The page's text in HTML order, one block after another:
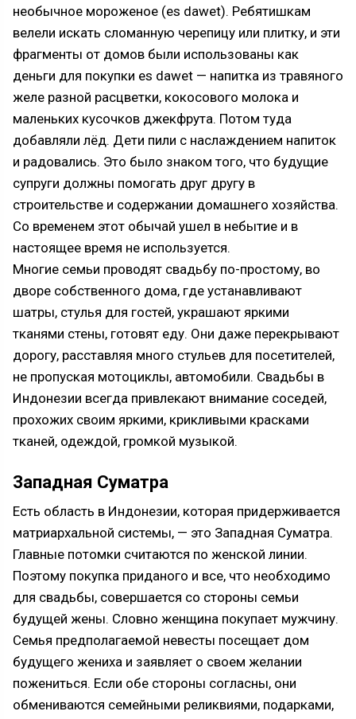
необычное мороженое (es dawet). Ребятишкам
велели искать сломанную черепицу или плитку, и эти
фрагменты от домов были использованы как
деньги для покупки es dawet — напитка из травяного
желе разной расцветки, кокосового молока и
маленьких кусочков джекфрута. Потом туда
добавляли лёд. Дети пили с наслаждением напиток
и радовались. Это было знаком того, что будущие
супруги должны помогать друг другу в
строительстве и содержании домашнего хозяйства.
Со временем этот обычай ушел в небытие и в
настоящее время не используется.
Многие семьи проводят свадьбу по-простому, во
дворе собственного дома, где устанавливают
шатры, стулья для гостей, украшают яркими
тканями стены, готовят еду. Они даже перекрывают
дорогу, расставляя много стульев для посетителей,
не пропуская мотоциклы, автомобили. Свадьбы в
Индонезии всегда привлекают внимание соседей,
прохожих своим яркими, крикливыми красками
тканей, одеждой, громкой музыкой.
Западная Суматра
Есть область в Индонезии, которая придерживается
матриархальной системы, — это Западная Суматра.
Главные потомки считаются по женской линии.
Поэтому покупка приданого и все, что необходимо
для свадьбы, совершается со стороны семьи
будущей жены. Словно женщина покупает мужчину.
Семья предполагаемой невесты посещает дом
будущего жениха и заявляет о своем желании
пожениться. Если обе стороны согласны, они
обмениваются семейными реликвиями, подарками,